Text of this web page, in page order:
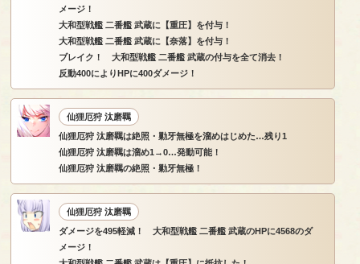
メージ！
大和型戦艦 二番艦 武蔵に【重圧】を付与！
大和型戦艦 二番艦 武蔵に【奈落】を付与！
ブレイク！ 大和型戦艦 二番艦 武蔵の付与を全て消去！
反動400によりHPに400ダメージ！
仙狸厄狩 汰磨羈
仙狸厄狩 汰磨羈は絶照・勦牙無極を溜めはじめた…残り1
仙狸厄狩 汰磨羈は溜め1→0…発動可能！
仙狸厄狩 汰磨羈の絶照・勦牙無極！
仙狸厄狩 汰磨羈
ダメージを495軽減！ 大和型戦艦 二番艦 武蔵のHPに4568のダ
メージ！